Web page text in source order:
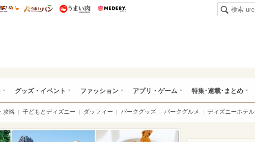
ィズニー特集
うまいめし うまいパン うまい肉
グッズ・イベント ファッション アプリ・ゲーム 特集･連載･まとめ
攻略 子どもとディズニー ダッフィー パークグッズ パークグルメ ディズニーホテル